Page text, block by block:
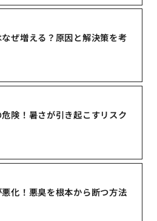
ぜ増える？原因と解決策を考
険！暑さが引き起こすリスク
化！悪臭を根本から断つ方法